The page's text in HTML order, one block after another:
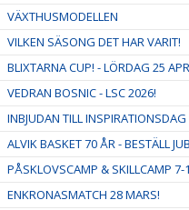
VÄXTHUSMODELLEN
VILKEN SÄSONG DET HAR VARIT!
BLIXTARNA CUP! - LÖRDAG 25
VEDRAN BOSNIC - LSC 2026!
INBJUDAN TILL INSPIRATIONSDAG
ALVIK BASKET 70 ÅR - BESTÄLL
PÅSKLOVSCAMP & SKILLCAMP 7-
ENKRONASMATCH 28 MARS!